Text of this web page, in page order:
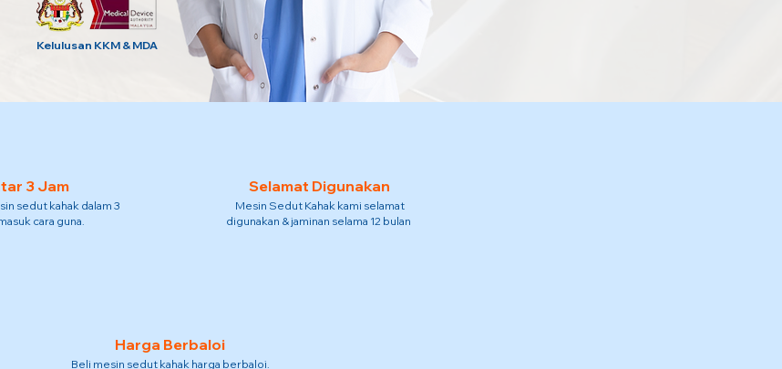
Kelulusan KKM & MDA
3 Jam
sedut kahak dalam 3
cara guna.
Selamat Digunakan
Mesin Sedut Kahak kami selamat
digunakan & jaminan selama 12 bulan
Harga Berbaloi
Beli mesin sedut kahak harga berbaloi.